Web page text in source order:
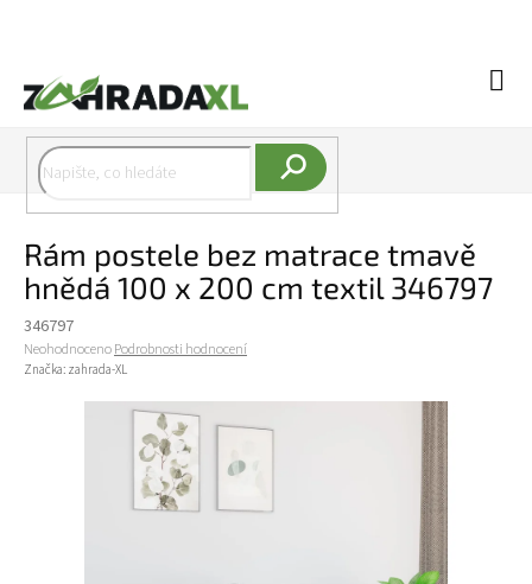
Rám postele bez matrace tmavě
hnědá 100 x 200 cm textil 346797
346797
Průměrné hodnocení produktu je 0,0 z 5 hvězdiček.
NeohodnocenoPodrobnosti hodnocení
Značka: zahrada-XL